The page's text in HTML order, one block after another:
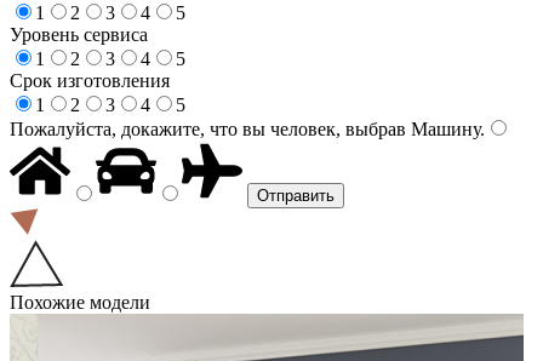
1
2 3 4
5
Уровень сервиса
1
2 3 4
5
Срок изготовления
1
2 3 4
5
Пожалуйста, докажите, что вы человек, выбрав Машину.
Похожие модели